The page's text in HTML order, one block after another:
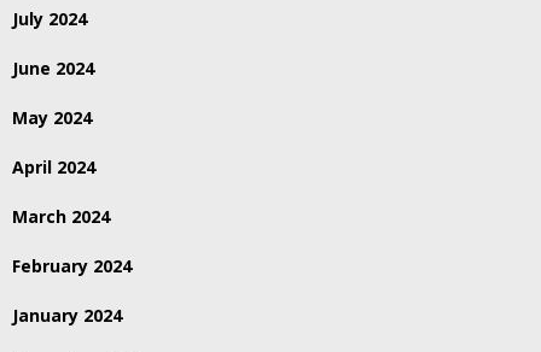
July 2024
June 2024
May 2024
April 2024
March 2024
February 2024
January 2024